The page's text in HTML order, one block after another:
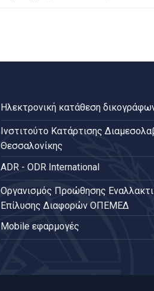
Ηλεκτρονική κατάθεση
Ινστιτούτο Κατάρτισης
Θεσσαλονίκης
ADR - ODR International
Oργανισμός Προώθησης
Επίλυσης Διαφορών ΟΠΕΜΕΔ
Mobile εφαρμογές